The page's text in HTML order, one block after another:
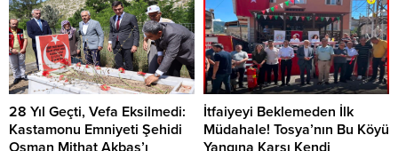
28 Yıl Geçti, Vefa Eksilmedi:
Kastamonu Emniyeti Şehidi
Osman Mithat Akbaş’ı
İtfaiyeyi Beklemeden İlk
Müdahale! Tosya’nın Bu Köyü
Yangına Karşı Kendi